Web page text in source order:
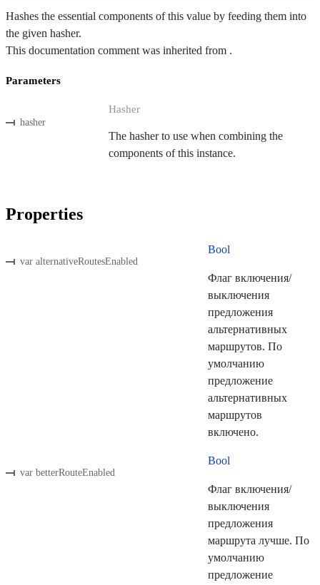
Hashes the essential components of this value by feeding them into
the given hasher.
This documentation comment was inherited from .
Parameters
hasher
Hasher
The hasher to use when combining the
components of this instance.
Properties
var alternativeRoutesEnabled
Bool
Флаг включения/
выключения
предложения
альтернативных
маршрутов. По
умолчанию
предложение
альтернативных
маршрутов
включено.
var betterRouteEnabled
Bool
Флаг включения/
выключения
предложения
маршрута лучше. По
умолчанию
предложение